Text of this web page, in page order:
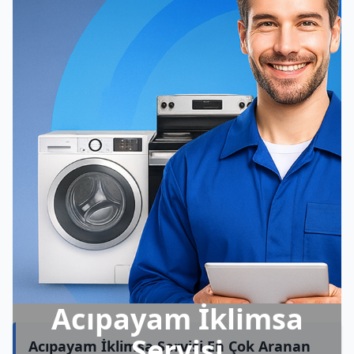
Acıpayam İklimsa
Acıpayam İklimsa Servisi En Çok Aranan